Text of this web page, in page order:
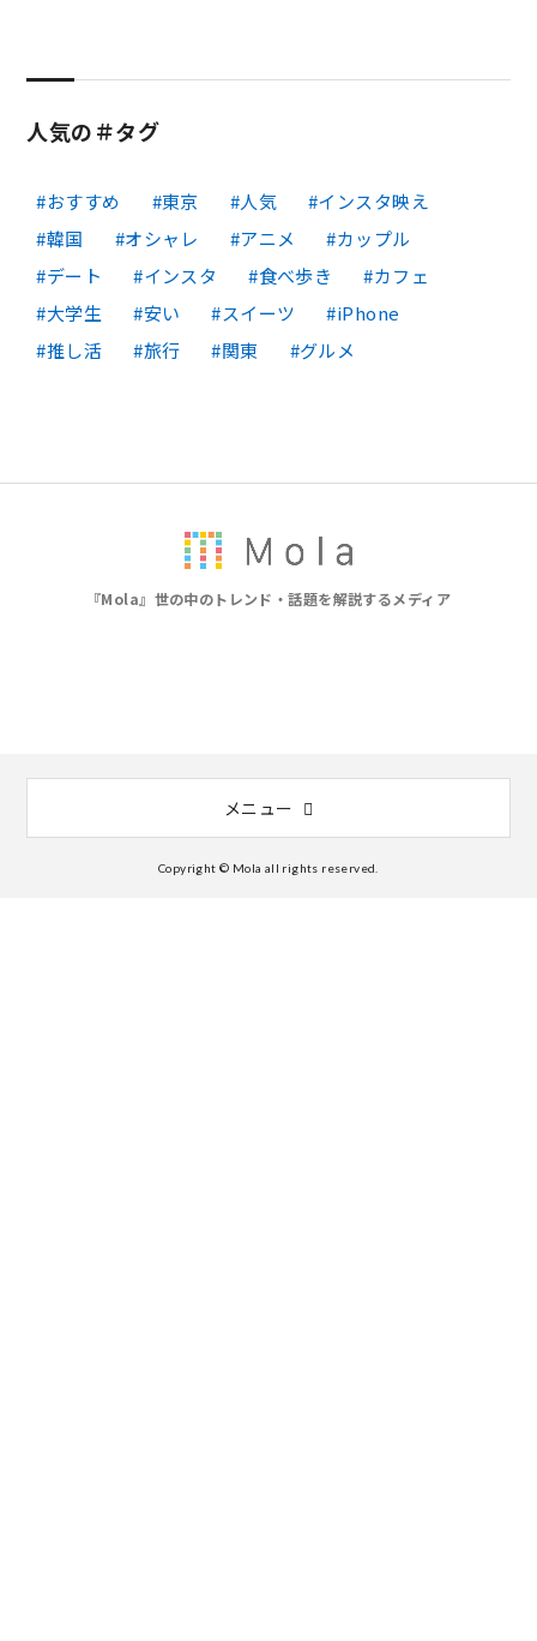
人気の＃タグ
おすすめ 東京 人気
インスタ映え
韓国
オシャレ アニメ
カップル
デート
インスタ 食べ歩き
カフェ
大学生
安い スイーツ
iPhone
推し活
旅行 関東 グルメ
『Mola』世の中のトレンド・話題を解説するメディア
メニュー
Copyright © Mola all rights reserved.